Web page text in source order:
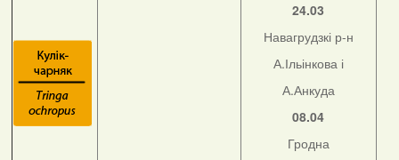
24.03
Навагрудзкі р-н
А.Ільінкова і
А.Анкуда
08.04
Гродна